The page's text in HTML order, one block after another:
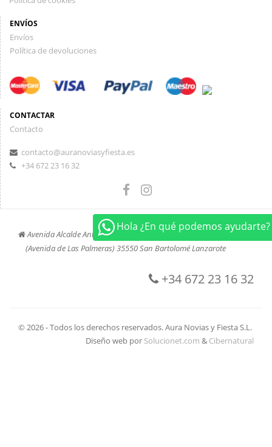
Hola ¿En qué podemos ayudarte?
ENVÍOS
Envíos
Política de devoluciones
CONTACTAR
Contacto
contacto@auranoviasyfiesta.es
+34 672 23 16 32
Avenida Alcalde Antonio Cabrera Barrera, 45
(Avenida de Las Palmeras) 35550 San Bartolomé Lanzarote
+34 672 23 16 32
© 2026 - Todos los derechos reservados. Aura Novias y Fiesta S.L.
Diseño web por Solucionet.com & Cibernatural